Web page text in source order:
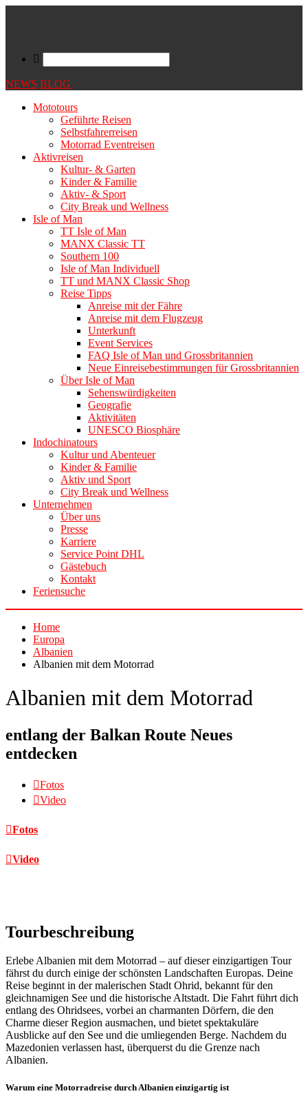
NEWS BLOG
Mototours
Geführte Reisen
Selbstfahrerreisen
Motorrad Eventreisen
Aktivreisen
Kultur- & Garten
Kinder & Familie
Aktiv- & Sport
City Break und Wellness
Isle of Man
TT Isle of Man
MANX Classic TT
Southern 100
Isle of Man Individuell
TT und MANX Classic Shop
Reise Tipps
Anreise mit der Fähre
Anreise mit dem Flugzeug
Unterkunft
Event Services
FAQ Isle of Man und Grossbritannien
Neue Einreisebestimmungen für Grossbritannien
Über Isle of Man
Sehenswürdigkeiten
Geografie
Aktivitäten
UNESCO Biosphäre
Indochinatours
Kultur und Abenteuer
Kinder & Familie
Aktiv und Sport
City Break und Wellness
Unternehmen
Über uns
Presse
Karriere
Service Point DHL
Gästebuch
Kontakt
Feriensuche
Home
Europa
Albanien
Albanien mit dem Motorrad
Albanien mit dem Motorrad
entlang der Balkan Route Neues
entdecken
Fotos
Video
Fotos
Video
Tourbeschreibung
Erlebe Albanien mit dem Motorrad – auf dieser einzigartigen Tour
fährst du durch einige der schönsten Landschaften Europas. Deine
Reise beginnt in der malerischen Stadt Ohrid, bekannt für den
gleichnamigen See und die historische Altstadt. Die Fahrt führt dich
entlang des Ohridsees, vorbei an charmanten Dörfern, die den
Charme dieser Region ausmachen, und bietet spektakuläre
Ausblicke auf den See und die umliegenden Berge. Nachdem du
Mazedonien verlassen hast, überquerst du die Grenze nach
Albanien.
Warum eine Motorradreise durch Albanien einzigartig ist